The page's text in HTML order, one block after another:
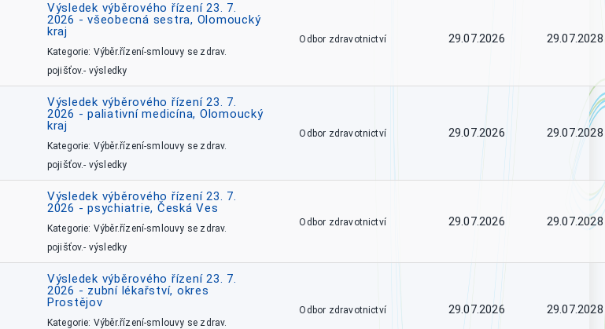
Výsledek výběrového řízení 23. 7.
2026 - všeobecná sestra, Olomoucký
kraj
Kategorie: Výběr.řízení-smlouvy se zdrav.
pojišťov.- výsledky
Odbor zdravotnictví 29.07.2026 29.07.2028
Výsledek výběrového řízení 23. 7.
2026 - paliativní medicína, Olomoucký
kraj
Kategorie: Výběr.řízení-smlouvy se zdrav.
pojišťov.- výsledky
Odbor zdravotnictví 29.07.2026 29.07.2028
Výsledek výběrového řízení 23. 7.
2026 - psychiatrie, Česká Ves
Kategorie: Výběr.řízení-smlouvy se zdrav.
pojišťov.- výsledky
Odbor zdravotnictví 29.07.2026 29.07.2028
Výsledek výběrového řízení 23. 7.
2026 - zubní lékařství, okres
Prostějov
Kategorie: Výběr.řízení-smlouvy se zdrav.
Odbor zdravotnictví 29.07.2026 29.07.2028